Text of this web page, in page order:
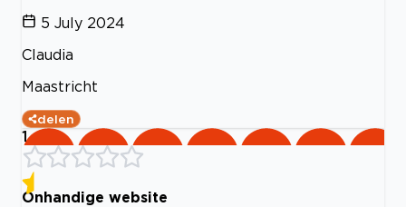
5 July 2024
Claudia
Maastricht
delen
1
Onhandige website